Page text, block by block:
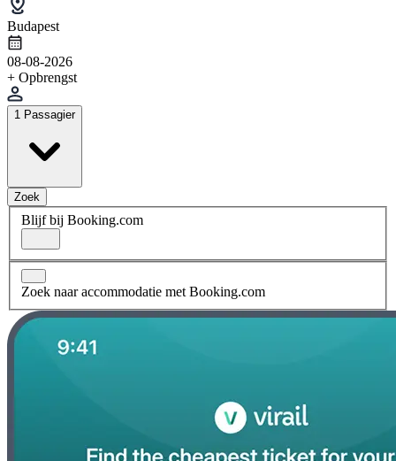
Budapest
08-08-2026
+ Opbrengst
1 Passagier
Zoek
Blijf bij Booking.com
Zoek naar accommodatie met Booking.com